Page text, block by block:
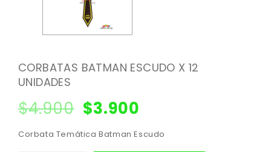
CORBATAS BATMAN ESCUDO X 12
UNIDADES
$4.900 $3.900
Corbata Temática Batman Escudo